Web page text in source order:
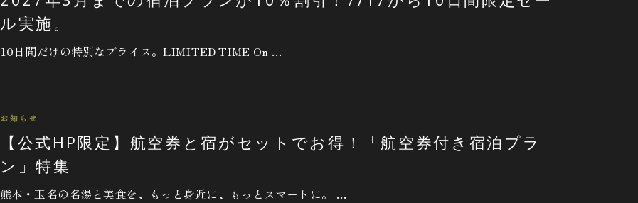
ル実施。
10日間だけの特別なプライス。LIMITED TIME On …
お知らせ
【公式HP限定】航空券と宿がセットでお得！「航空券付き宿泊プラ
ン」特集
熊本・玉名の名湯と美食を、もっと身近に、もっとスマートに。 …